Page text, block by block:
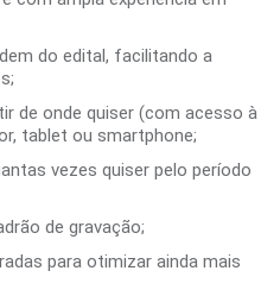
do edital, facilitando a
de onde quiser (com acesso à
tablet ou smartphone;
vezes quiser pelo período
de gravação;
para otimizar ainda mais